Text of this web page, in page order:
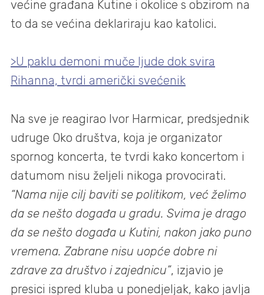
većine građana Kutine i okolice s obzirom na
to da se većina deklariraju kao katolici.
>U paklu demoni muče ljude dok svira
Rihanna, tvrdi američki svećenik
Na sve je reagirao Ivor Harmicar, predsjednik
udruge Oko društva, koja je organizator
spornog koncerta, te tvrdi kako koncertom i
datumom nisu željeli nikoga provocirati.
“Nama nije cilj baviti se politikom, već želimo
da se nešto događa u gradu. Svima je drago
da se nešto događa u Kutini, nakon jako puno
vremena. Zabrane nisu uopće dobre ni
zdrave za društvo i zajednicu”, izjavio je
presici ispred kluba u ponedjeljak, kako javlja